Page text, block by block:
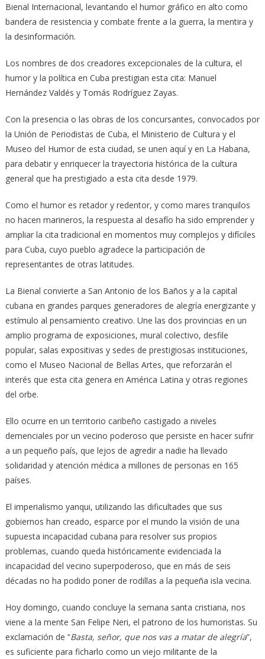
Bienal Internacional, levantando el humor gráfico en alto como
bandera de resistencia y combate frente a la guerra, la mentira y
la desinformación.
Los nombres de dos creadores excepcionales de la cultura, el
humor y la política en Cuba prestigian esta cita: Manuel
Hernández Valdés y Tomás Rodríguez Zayas.
Con la presencia o las obras de los concursantes, convocados por
la Unión de Periodistas de Cuba, el Ministerio de Cultura y el
Museo del Humor de esta ciudad, se unen aquí y en La Habana,
para debatir y enriquecer la trayectoria histórica de la cultura
general que ha prestigiado a esta cita desde 1979.
Como el humor es retador y redentor, y como mares tranquilos
no hacen marineros, la respuesta al desafío ha sido emprender y
ampliar la cita tradicional en momentos muy complejos y difíciles
para Cuba, cuyo pueblo agradece la participación de
representantes de otras latitudes.
La Bienal convierte a San Antonio de los Baños y a la capital
cubana en grandes parques generadores de alegría energizante y
estímulo al pensamiento creativo. Une las dos provincias en un
amplio programa de exposiciones, mural colectivo, desfile
popular, salas expositivas y sedes de prestigiosas instituciones,
como el Museo Nacional de Bellas Artes, que reforzarán el
interés que esta cita genera en América Latina y otras regiones
del orbe.
Ello ocurre en un territorio caribeño castigado a niveles
demenciales por un vecino poderoso que persiste en hacer sufrir
a un pequeño país, que lejos de agredir a nadie ha llevado
solidaridad y atención médica a millones de personas en 165
países.
El imperialismo yanqui, utilizando las dificultades que sus
gobiernos han creado, esparce por el mundo la visión de una
supuesta incapacidad cubana para resolver sus propios
problemas, cuando queda históricamente evidenciada la
incapacidad del vecino superpoderoso, que en más de seis
décadas no ha podido poner de rodillas a la pequeña isla vecina.
Hoy domingo, cuando concluye la semana santa cristiana, nos
viene a la mente San Felipe Neri, el patrono de los humoristas. Su
exclamación de “Basta, señor, que nos vas a matar de alegría”,
es suficiente para ficharlo como un viejo militante de la